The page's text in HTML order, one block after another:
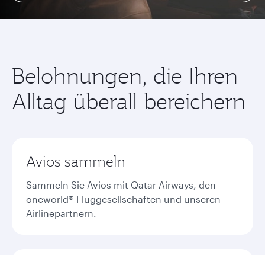
Belohnungen, die Ihren
Alltag überall bereichern
Avios sammeln
Sammeln Sie Avios mit Qatar Airways, den
oneworld®-Fluggesellschaften und unseren
Airlinepartnern.